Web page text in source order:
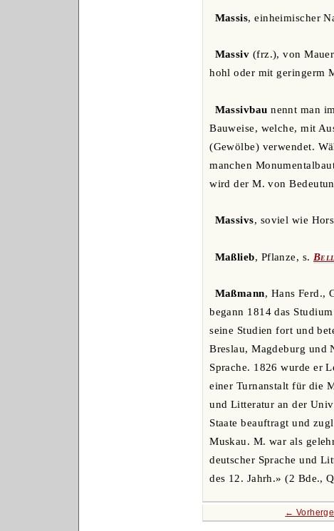
Massis, einheimischer
Massiv (frz.), von
hohl oder mit geringerm
Massivbau nennt man
Bauweise, welche, mit
(Gewölbe) verwendet.
manchen
wird der M. von
Massivs, soviel wie
Maßlieb, Pflanze, s.
Maßmann, Hans Ferd.,
begann 1814 das
seine Studien fort und
Breslau, Magdeburg und
Sprache. 1826 wurde er
einer Turnanstalt für die
und Litteratur an der
Staate beauftragt und
Muskau. M. war als
deutscher Sprache und
des 12. Jahrh.» (2 Bde.,
←